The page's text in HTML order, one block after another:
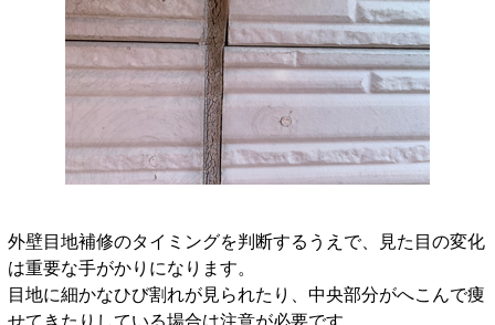
外壁目地補修のタイミングを判断するうえで、見た目の変化
は重要な手がかりになります。
目地に細かなひび割れが見られたり、中央部分がへこんで痩
せてきたりしている場合は注意が必要です。